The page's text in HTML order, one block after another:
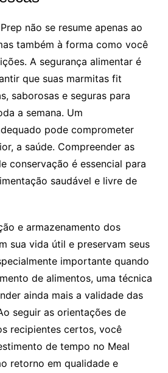
não se resume apenas ao
também à forma como você
A segurança alimentar é
que suas marmitas fit
saborosas e seguras para
a semana. Um
pode comprometer
a saúde. Compreender as
conservação é essencial para
saudável e livre de
e armazenamento dos
sua vida útil e preservam seus
importante quando
de alimentos, uma técnica
ainda mais a validade das
seguir as orientações de
recipientes certos, você
de tempo no Meal
retorno em qualidade e